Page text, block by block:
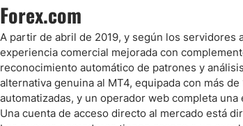
Forex.com
A partir de abril de 2019, y según los servidores
experiencia comercial mejorada con
reconocimiento automático de patrones y
alternativa genuina al MT4, equipada con más
automatizadas, y un operador web completa
Una cuenta de acceso directo al mercado está